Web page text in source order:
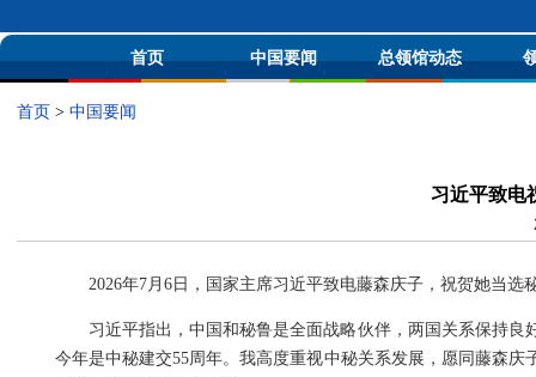
首页 中国要闻 总领馆动态
首页 > 中国要闻
习近平致电
2026年7月6日，国家主席习近平致电藤森庆子，祝贺她当选
习近平指出，中国和秘鲁是全面战略伙伴，两国关系保持
今年是中秘建交55周年。我高度重视中秘关系发展，愿同藤森